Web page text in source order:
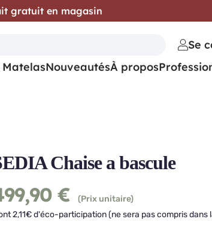
Chaise a bascule
€
(Prix unitaire)
2,11€ d'éco-participation (ne sera pas compris dans
gratuit en magasin
Se
MatelasNouveautésÀ propos